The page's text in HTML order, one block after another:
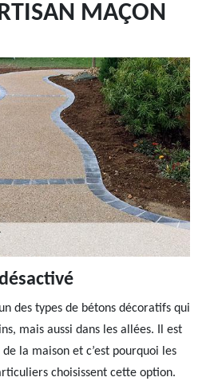
MAÇON
des types de bétons décoratifs qui
mais aussi dans les allées. Il est
la maison et c’est pourquoi les
choisissent cette option.